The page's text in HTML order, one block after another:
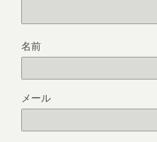
名前
メール